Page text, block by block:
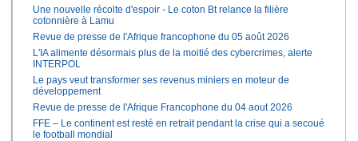
Une nouvelle récolte d'espoir - Le coton Bt relance la filière
cotonnière à Lamu
Revue de presse de l'Afrique francophone du 05 août 2026
L'IA alimente désormais plus de la moitié des cybercrimes, alerte
INTERPOL
Le pays veut transformer ses revenus miniers en moteur de
développement
Revue de presse de l'Afrique Francophone du 04 aout 2026
FFE – Le continent est resté en retrait pendant la crise qui a secoué
le football mondial